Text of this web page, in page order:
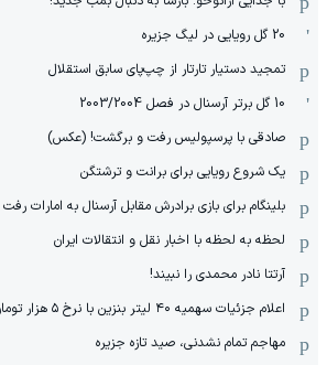
20 گل رویایی در لیگ جزیره
تمجید دستیار تارتار از چپ‌پای سابق استقلال
10 گل برتر آرسنال در فصل 2003/2004
صادقی با پرسپولیس رفت و برگشت! (عکس)
یک شروع رویایی برای برانت و ترشتگن
بلینگام برای بازی برادرش مقابل آرسنال به امارات رفت
لحظه به لحظه با اخبار نقل و انتقالات ایران
آرتتا نادر محمدی را نبیند!
اعلام جزئیات سهمیه ۴۰ لیتر بنزین با نرخ ۵ هزار تومان
مهاجم تمام نشدنی، صید تازه جزیره